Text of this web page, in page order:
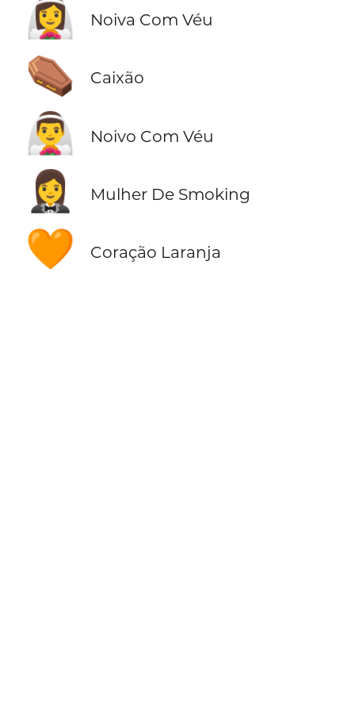
👰‍♀️ Noiva Com Véu
⚰️ Caixão
👰‍♂️ Noivo Com Véu
🤵‍♀️ Mulher De Smoking
🧡 Coração Laranja